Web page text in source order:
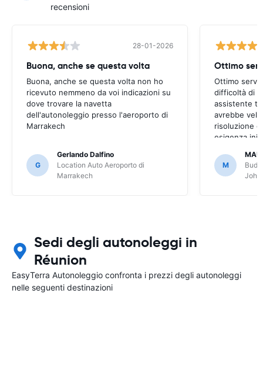
recensioni
28-01-2026
Buona, anche se questa volta
Buona, anche se questa volta non ho
ricevuto nemmeno da voi indicazioni su
dove trovare la navetta
dell'autonoleggio presso l'aeroporto di
Marrakech
G
Gerlando Dalfino
Location Auto Aeroporto di
Marrakech
Ottimo
Ottimo
difficoltà di
assistente
avrebbe
risoluzione
esigenza
M
Sedi degli autonoleggi in
Réunion
EasyTerra Autonoleggio confronta i prezzi degli autonoleggi
nelle seguenti destinazioni